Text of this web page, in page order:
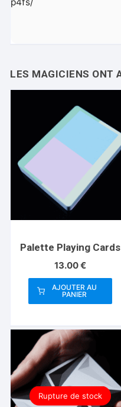
Palette Playing Cards
13.00€
AJOUTER AU
PANIER
Rupture de stock